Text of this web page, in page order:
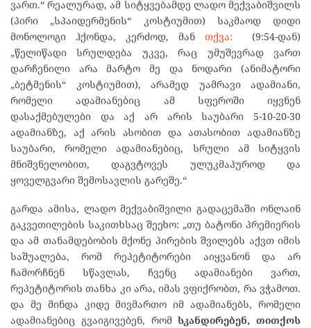
ვართ.“ რეალურად, ამ სიტყვებამდე ლადო მექვაბიშვილს
(პირი „სპაიდერმენის“ კოსტიუმით) საკმაოდ დიდი
მონოლოგი ჰქონდა, კერძოდ, მან თქვა: (9:54-დან)
„წელიწადი სრულდება უკვე, რაც უმუშევრად ვართ
დარჩენილი არა მარტო მე და ნოდარი (ანიმატორი
„ბეტმენის“ კოსტიუმით), არამედ უამრავი ადამიანი,
რომელი ადამიანებიც ამ სფეროში იყვნენ
დასაქმებულები და აქ არ არის საუბარი 5-10-20-30
ადამიანზე, აქ არის ასობით და ათასობით ადამიანზე
საუბარი, რომელი ადამიანებიც, სრული ამ სიტყვის
მნიშვნელობით, დაგვტოვეს ულუკმაპუროდ და
ყოველგვარი შემოსავლის გარეშე.“
გარდა ამისა, ლადო მექვაბიშვილი გადაცემაში ონლაინ
გაკვეთილების საკითხსაც შეეხო: „თუ ბატონი პრემიერის
და ამ თანამდებობის მქონე პირების შვილებს აქვთ იმის
საშუალება, რომ რეპეტიტორები აიყვანონ და არ
ჩამორჩნენ სწავლას, ჩვენც ადამიანები ვართ,
რეპეტიტორის თანხა კი არა, იმას ვფიქრობთ, რა ვჭამოთ.
და მე მინდა კიდე მივმართო იმ ადამიანებს, რომელი
ადამიანებიც გვაიგივებენ, რომსკანდირებენ, თითქოს